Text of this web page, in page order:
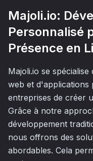
Majoli.io:
Personnalisé
Présence en
Majoli.io se
web et d'applications
entreprises de créer
Grâce à notre
développement
nous offrons des
abordables. Cela